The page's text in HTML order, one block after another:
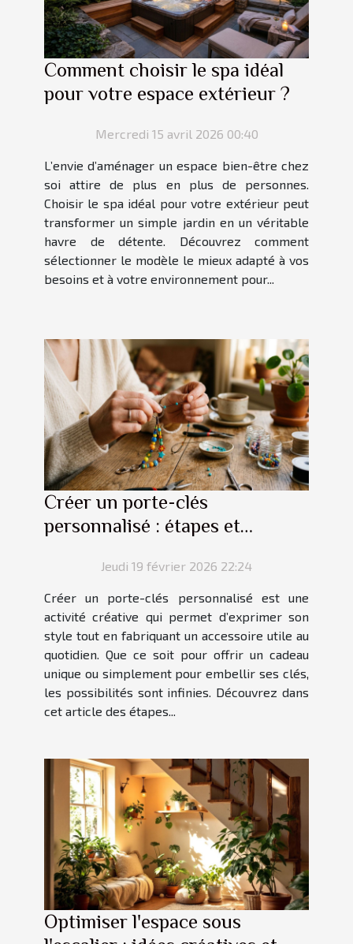
Comment choisir le spa idéal
pour votre espace extérieur ?
Mercredi 15 avril 2026 00:40
L’envie d’aménager un espace bien-être chez
soi attire de plus en plus de personnes.
Choisir le spa idéal pour votre extérieur peut
transformer un simple jardin en un véritable
havre de détente. Découvrez comment
sélectionner le modèle le mieux adapté à vos
besoins et à votre environnement pour...
Créer un porte-clés
personnalisé : étapes et
Jeudi 19 février 2026 22:24
Créer un porte-clés personnalisé est une
activité créative qui permet d’exprimer son
style tout en fabriquant un accessoire utile au
quotidien. Que ce soit pour offrir un cadeau
unique ou simplement pour embellir ses clés,
les possibilités sont infinies. Découvrez dans
cet article des étapes...
Optimiser l'espace sous